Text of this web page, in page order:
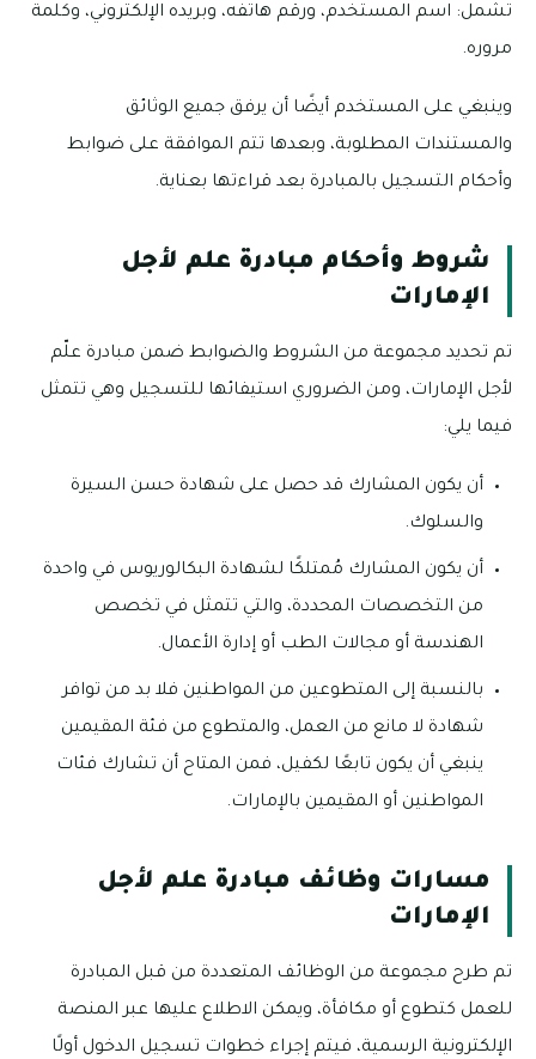
تشمل: اسم المستخدم، ورقم هاتفه، وبريده الإلكتروني، وكلمة
مروره.
وينبغي على المستخدم أيضًا أن يرفق جميع الوثائق
والمستندات المطلوبة، وبعدها تتم الموافقة على ضوابط
وأحكام التسجيل بالمبادرة بعد قراءتها بعناية.
شروط وأحكام مبادرة علم لأجل
الإمارات
تم تحديد مجموعة من الشروط والضوابط ضمن مبادرة علّم
لأجل الإمارات، ومن الضروري استيفائها للتسجيل وهي تتمثل
فيما يلي:
أن يكون المشارك قد حصل على شهادة حسن السيرة
والسلوك.
أن يكون المشارك مُمتلكًا لشهادة البكالوريوس في واحدة
من التخصصات المحددة، والتي تتمثل في تخصص
الهندسة أو مجالات الطب أو إدارة الأعمال.
بالنسبة إلى المتطوعين من المواطنين فلا بد من توافر
شهادة لا مانع من العمل، والمتطوع من فئة المقيمين
ينبغي أن يكون تابعًا لكفيل، فمن المتاح أن تشارك فئات
المواطنين أو المقيمين بالإمارات.
مسارات وظائف مبادرة علم لأجل
الإمارات
تم طرح مجموعة من الوظائف المتعددة من قبل المبادرة
للعمل كتطوع أو مكافأة، ويمكن الاطلاع عليها عبر المنصة
الإلكترونية الرسمية، فيتم إجراء خطوات تسجيل الدخول أولًا